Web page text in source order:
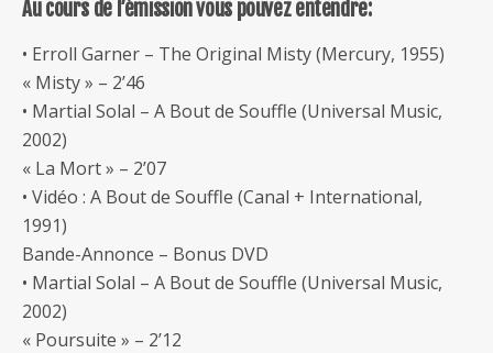
Au cours de l’émission vous pouvez entendre:
• Erroll Garner – The Original Misty (Mercury, 1955)
« Misty » – 2’46
• Martial Solal – A Bout de Souffle (Universal Music,
2002)
« La Mort » – 2’07
• Vidéo : A Bout de Souffle (Canal + International,
1991)
Bande-Annonce – Bonus DVD
• Martial Solal – A Bout de Souffle (Universal Music,
2002)
« Poursuite » – 2’12